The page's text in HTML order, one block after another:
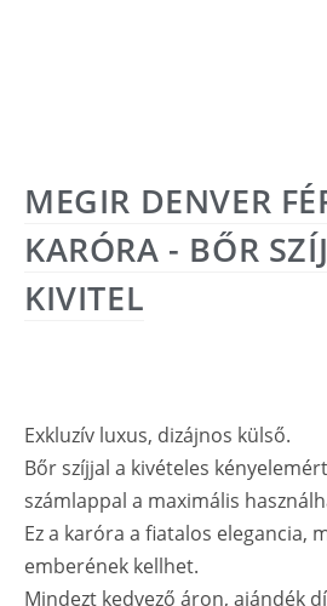
MEGIR DENVER
KARÓRA - BŐR
KIVITEL
Exkluzív luxus, dizájnos külső.
Bőr szíjjal a kivételes
számlappal a maximális
Ez a karóra a fiatalos elegancia,
emberének kellhet.
Mindezt kedvező áron, ajándék